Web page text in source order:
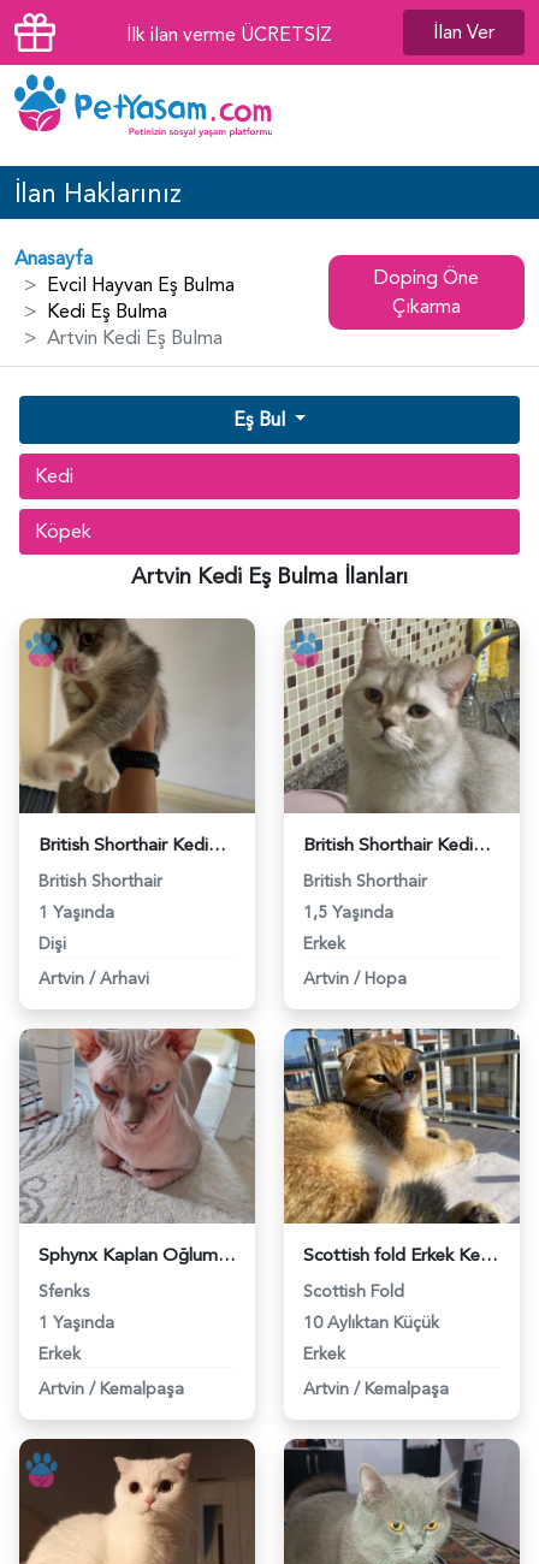
İlk ilan verme ÜCRETSİZ İlan Ver
İlan Haklarınız
Anasayfa
Evcil Hayvan Eş Bulma
Kedi Eş Bulma
Artvin Kedi Eş Bulma
Doping Öne
Çıkarma
Eş Bul
Kedi
Köpek
Artvin Kedi Eş Bulma İlanları
British Shorthair Kedime Erkek kedi aranıyor - 118984098
British Shorthair
1 Yaşında
Dişi
Artvin / Arhavi
British Shorthair Kedim Kızgınlıkta - 118981553
British Shorthair
1,5 Yaşında
Erkek
Artvin / Hopa
Sphynx Kaplan Oğluma Eş Arıyorum - 118961981
Sfenks
1 Yaşında
Erkek
Artvin / Kemalpaşa
Scottish fold Erkek Kedimiz Eş Arıyor - 516
Scottish Fold
10 Aylıktan Küçük
Erkek
Artvin / Kemalpaşa